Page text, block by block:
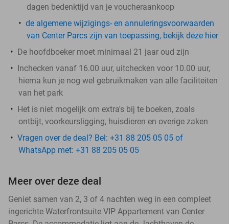
dagen bedenktijd van je voucheraankoop
de algemene wijzigings- en annuleringsvoorwaarden
van Center Parcs zijn van toepassing, bekijk deze hier
De hoofdboeker moet minimaal 21 jaar oud zijn
Inchecken vanaf 16.00 uur, uitchecken voor 10.00 uur,
hierna kun je nog wel gebruikmaken van alle faciliteiten
van het park
Het is niet mogelijk om extra's bij te boeken, zoals
ontbijt, voorkeursligging, huisdieren en overige zaken
Vragen over de deal? Bel: +31 88 205 05 05 of
WhatsApp met: +31 88 205 05 05
Meer over deze deal
Geniet samen van 2, 3 of 4 nachten weg in een compleet
ingerichte Waterfrontsuite VIP Appartement van Center